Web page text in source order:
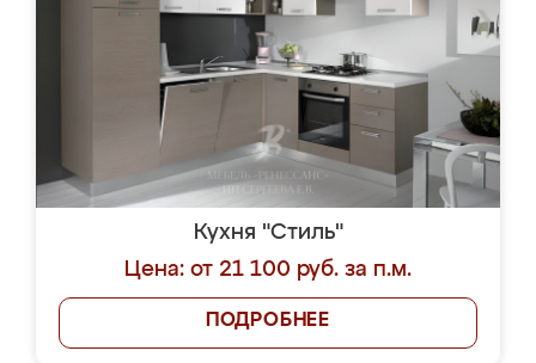
Кухня "Стиль"
Цена: от 21 100 руб. за п.м.
ПОДРОБНЕЕ